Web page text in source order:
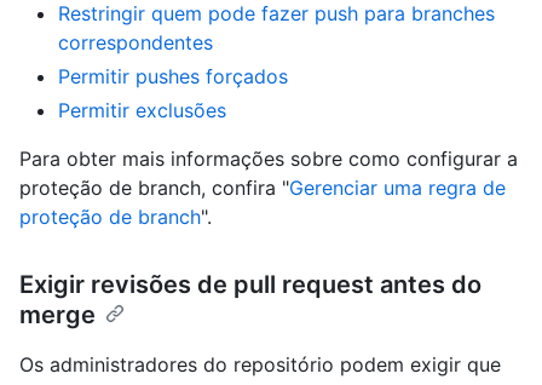
Restringir quem pode fazer push para branches
correspondentes
Permitir pushes forçados
Permitir exclusões
Para obter mais informações sobre como configurar a
proteção de branch, confira "Gerenciar uma regra de
proteção de branch".
Exigir revisões de pull request antes do
merge
Os administradores do repositório podem exigir que